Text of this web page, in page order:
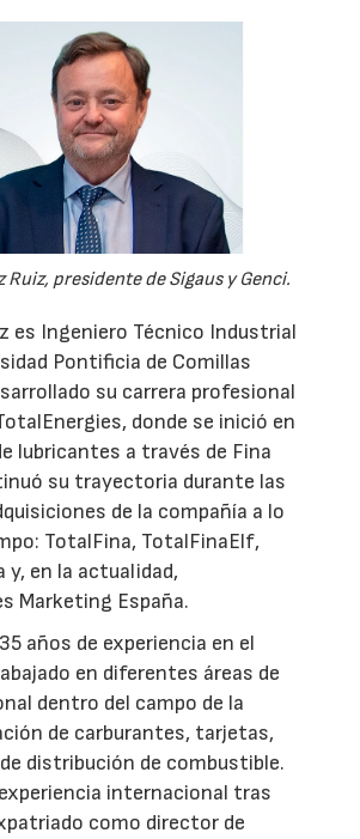
Ruiz, presidente de Sigaus y Genci.
es Ingeniero Técnico Industrial
Pontificia de Comillas
su carrera profesional
donde se inició en
lubricantes a través de Fina
su trayectoria durante las
de la compañía a lo
TotalFina, TotalFinaElf,
y, en la actualidad,
Marketing España.
años de experiencia en el
en diferentes áreas de
dentro del campo de la
de carburantes, tarjetas,
distribución de combustible.
internacional tras
como director de